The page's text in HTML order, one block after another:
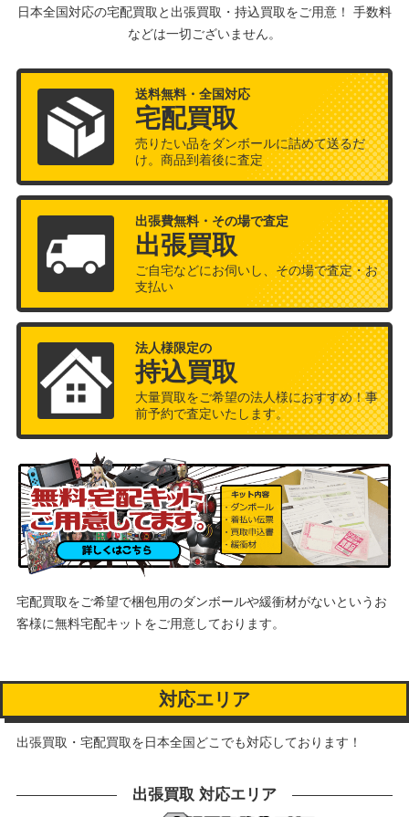
日本全国対応の宅配買取と出張買取・持込買取をご用意！ 手数料
などは一切ございません。
送料無料・全国対応
宅配買取
売りたい品をダンボールに詰めて送るだ
け。商品到着後に査定
出張費無料・その場で査定
出張買取
ご自宅などにお伺いし、その場で査定・お
支払い
法人様限定の
持込買取
大量買取をご希望の法人様におすすめ！事
前予約で査定いたします。
宅配買取をご希望で梱包用のダンボールや緩衝材がないというお
客様に無料宅配キットをご用意しております。
対応エリア
出張買取・宅配買取を日本全国どこでも対応しております！
出張買取 対応エリア